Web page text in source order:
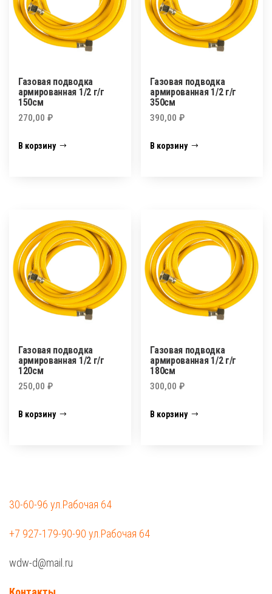
Газовая подводка
армированная 1/2 г/г
150см
270,00 ₽
В корзину
Газовая подводка
армированная 1/2 г/г
350см
390,00₽
В корзину
Газовая подводка
армированная 1/2 г/г
120см
250,00 ₽
В корзину
Газовая подводка
армированная 1/2 г/г
180см
300,00₽
В корзину
30-60-96 ул.Рабочая 64
+7 927-179-90-90 ул.Рабочая 64
wdw-d@mail.ru